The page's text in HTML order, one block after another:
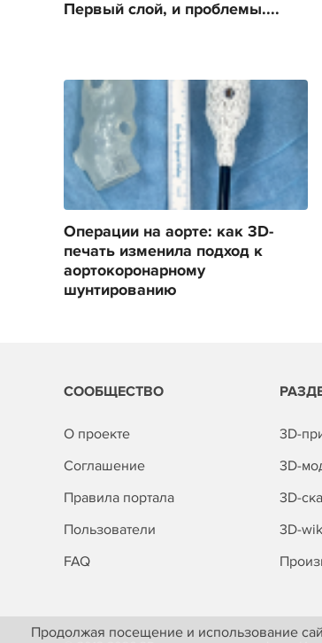
Продолжая посещение и использование
Первый слой, и проблемы....
Операции на аорте: как 3D-
печать изменила подход к
аортокоронарному
шунтированию
СООБЩЕСТВО
О проекте
Соглашение
Правила портала
Пользователи
FAQ
3D-
3D-
3D-
3D-